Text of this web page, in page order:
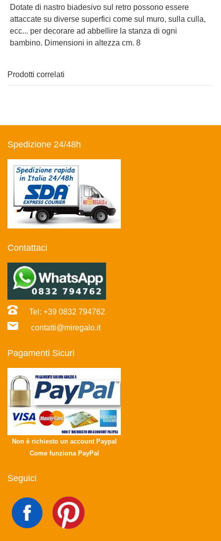
Dotate di nastro biadesivo sul retro possono essere
attaccate su diverse superfici come sul muro, sulla culla,
ecc... per decorare ad abbellire la stanza di ogni
bambino. Dimensioni in altezza cm. 8
Prodotti correlati
Spedizione 24/48h
Contattaci
Tel: +39 0832 794762
contatti@miregalo.it
Pagamenti Sicuri
Non è richiesto un account Paypal
Come funziona PayPal
Seguici